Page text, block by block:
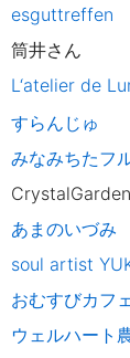
esguttreffen
筒井さん
L‘atelier de
すらんじゅ
みなみちたフ
あまのいづみ
soul artist
おむすびカフ
ウェルハート